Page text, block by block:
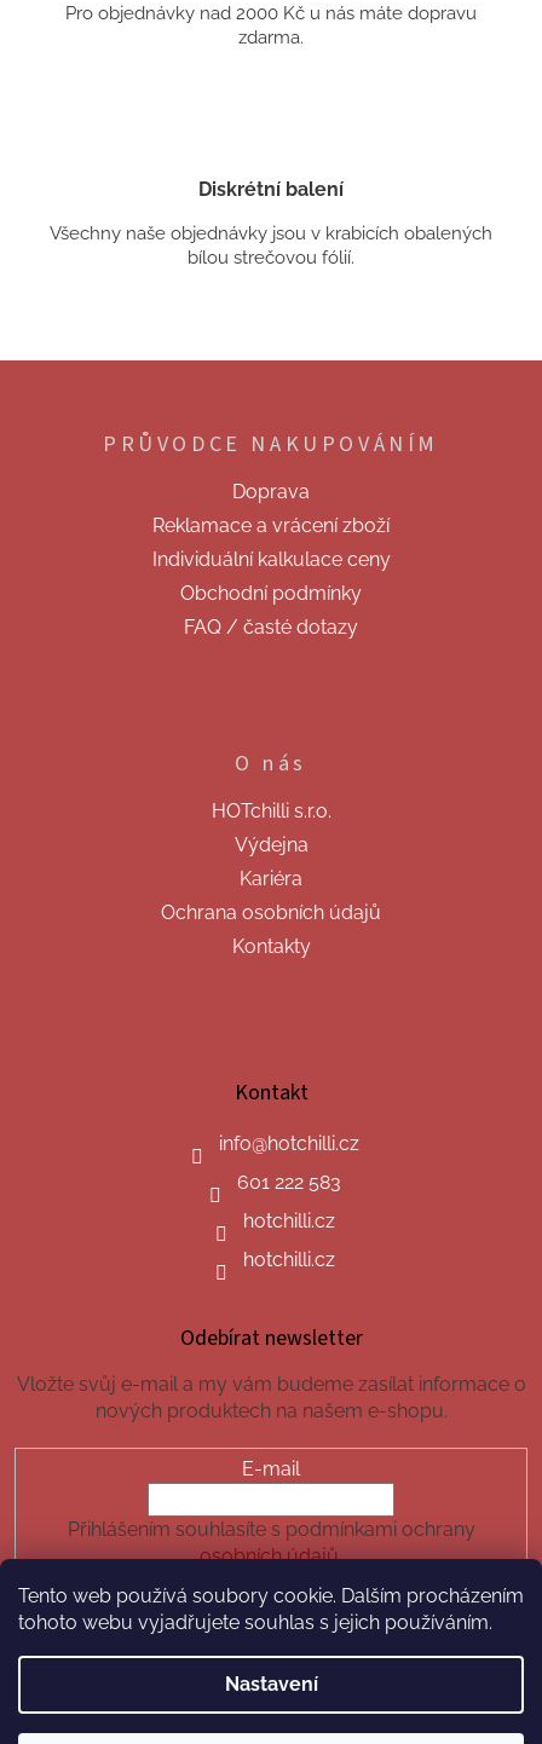
Tento web používá soubory cookie. Dalším procházením
tohoto webu vyjadřujete souhlas s jejich používáním.
Nastavení
Pro objednávky nad 2000 Kč u nás máte dopravu
zdarma.
Diskrétní balení
Všechny naše objednávky jsou v krabicích obalených
bílou strečovou fólií.
PRŮVODCE NAKUPOVÁNÍM
Doprava
Reklamace a vrácení zboží
Individuální kalkulace ceny
Obchodní podmínky
FAQ / časté dotazy
O nás
HOTchilli s.r.o.
Výdejna
Kariéra
Ochrana osobních údajů
Kontakty
Kontakt
info@hotchilli.cz
601 222 583
hotchilli.cz
hotchilli.cz
Odebírat newsletter
Vložte svůj e-mail a my vám budeme zasílat informace o
nových produktech na našem e-shopu.
E-mail
Přihlášením souhlasíte s podmínkami ochrany
osobních údajů.
PŘIHLÁSIT SE